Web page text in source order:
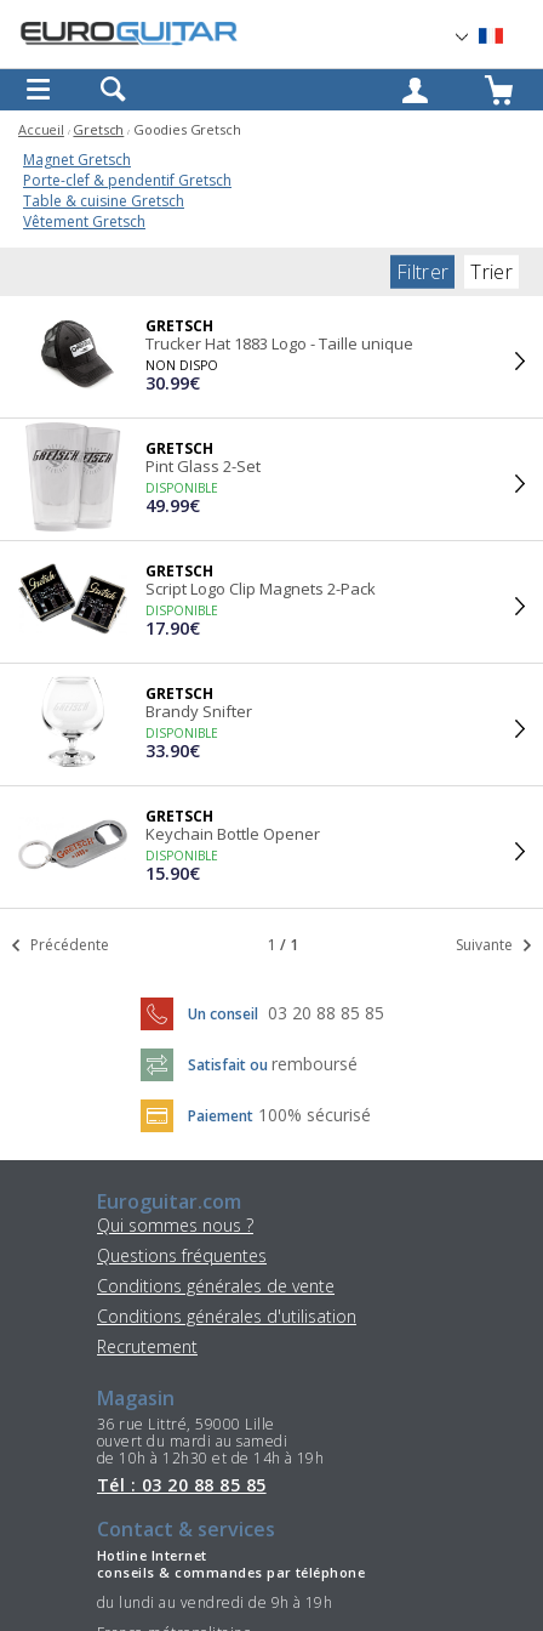
OK
Accueil Gretsch Goodies Gretsch
Magnet Gretsch
Porte-clef & pendentif Gretsch
Table & cuisine Gretsch
Vêtement Gretsch
Filtrer Trier
GRETSCH
Trucker Hat 1883 Logo - Taille unique
NON DISPO
30.99€
GRETSCH
Pint Glass 2-Set
DISPONIBLE
49.99€
GRETSCH
Script Logo Clip Magnets 2-Pack
DISPONIBLE
17.90€
GRETSCH
Brandy Snifter
DISPONIBLE
33.90€
GRETSCH
Keychain Bottle Opener
DISPONIBLE
15.90€
Précédente 1 / 1 Suivante
Un conseil 03 20 88 85 85
Satisfait ou remboursé
Paiement 100% sécurisé
Euroguitar.com
Qui sommes nous ?
Questions fréquentes
Conditions générales de vente
Conditions générales d'utilisation
Recrutement
Magasin
36 rue Littré, 59000 Lille
ouvert du mardi au samedi
de 10h à 12h30 et de 14h à 19h
Tél : 03 20 88 85 85
Contact & services
Hotline Internet
conseils & commandes par téléphone
du lundi au vendredi de 9h à 19h